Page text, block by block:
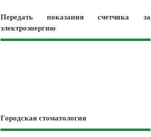
Передать показания счетчика за
электроэнергию
Городская стоматология